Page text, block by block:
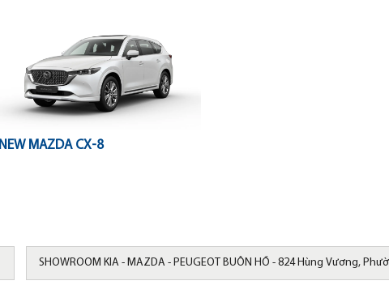
NEW MAZDA CX-8
SHOWROOM KIA - MAZDA - PEUGEOT BUÔN HỒ - 824 Hùng Vương,
Đắk Lắk